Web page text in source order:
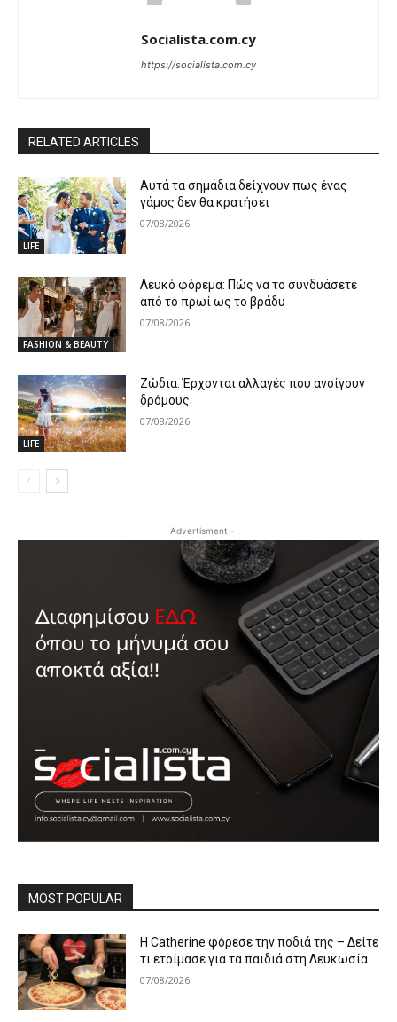
Socialista.com.cy
https://socialista.com.cy
RELATED ARTICLES
LIFE
Αυτά τα σημάδια δείχνουν πως ένας
γάμος δεν θα κρατήσει
07/08/2026
FASHION & BEAUTY
Λευκό φόρεμα: Πώς να το συνδυάσετε
από το πρωί ως το βράδυ
07/08/2026
LIFE
Ζώδια: Έρχονται αλλαγές που ανοίγουν
δρόμους
07/08/2026
- Advertisment -
MOST POPULAR
Η Catherine φόρεσε την ποδιά της – Δείτε
τι ετοίμασε για τα παιδιά στη Λευκωσία
07/08/2026